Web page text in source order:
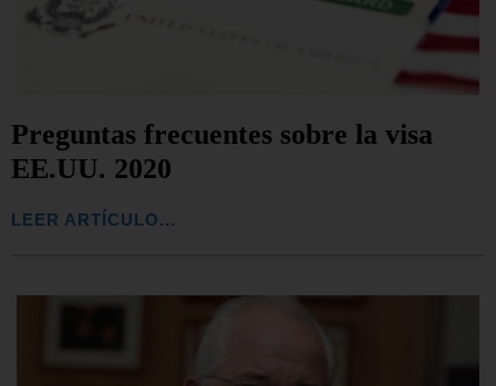
Preguntas frecuentes sobre la visa
EE.UU. 2020
LEER ARTÍCULO...